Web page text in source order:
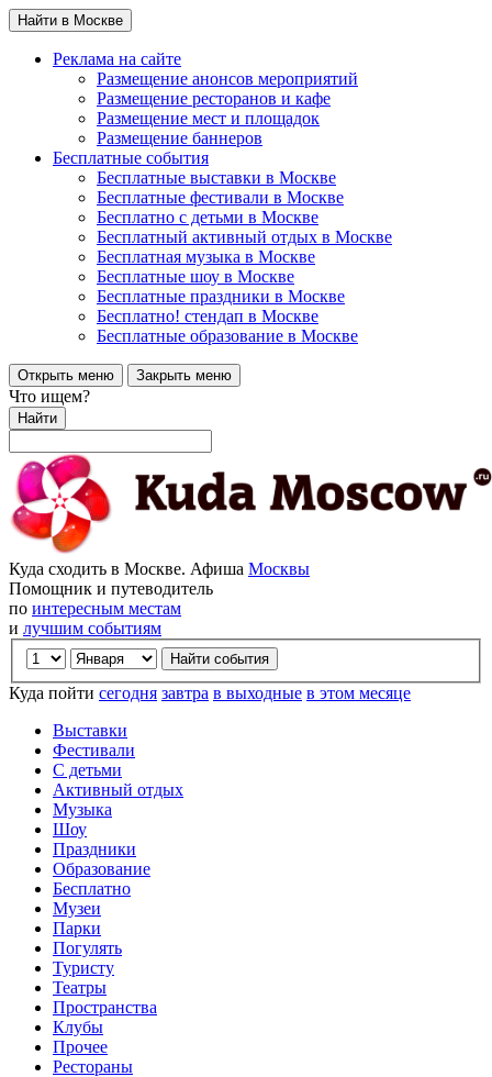
Найти в Москве
Реклама на сайте
Размещение анонсов мероприятий
Размещение ресторанов и кафе
Размещение мест и площадок
Размещение баннеров
Бесплатные события
Бесплатные выставки в Москве
Бесплатные фестивали в Москве
Бесплатно с детьми в Москве
Бесплатный активный отдых в Москве
Бесплатная музыка в Москве
Бесплатные шоу в Москве
Бесплатные праздники в Москве
Бесплатно! стендап в Москве
Бесплатные образование в Москве
Открыть меню Закрыть меню
Что ищем?
Найти
Куда сходить в Москве. Афиша Москвы
Помощник и путеводитель
по интересным местам
и лучшим событиям
Куда пойти сегодня завтра в выходные в этом месяце
Выставки
Фестивали
С детьми
Активный отдых
Музыка
Шоу
Праздники
Образование
Бесплатно
Музеи
Парки
Погулять
Туристу
Театры
Пространства
Клубы
Прочее
Рестораны